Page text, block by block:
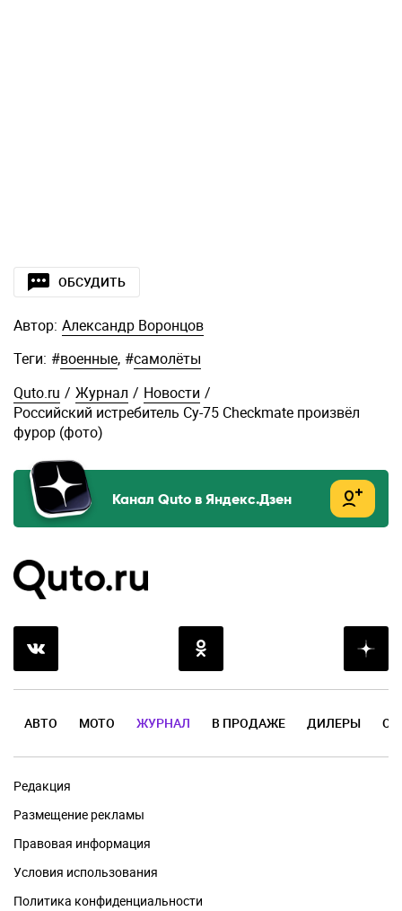
ОБСУДИТЬ
Автор: Александр Воронцов
Теги: #военные, #самолёты
Quto.ru / Журнал / Новости /
Российский истребитель Су-75 Checkmate произвёл
фурор (фото)
Канал Quto в Яндекс.Дзен
АВТО МОТО ЖУРНАЛ В ПРОДАЖЕ ДИЛЕРЫ
Редакция
Размещение рекламы
Правовая информация
Условия использования
Политика конфиденциальности